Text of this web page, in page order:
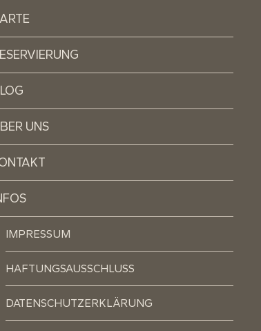
UNS
IMPRESSUM
HAFTUNGSAUSSCHLUSS
DATENSCHUTZERKLÄRUNG